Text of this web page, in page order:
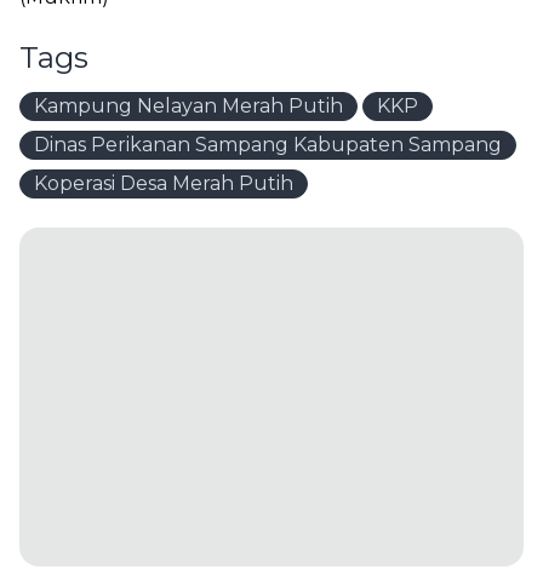
Tags
Kampung Nelayan Merah Putih
KKP
Dinas Perikanan Sampang Kabupaten Sampang
Koperasi Desa Merah Putih